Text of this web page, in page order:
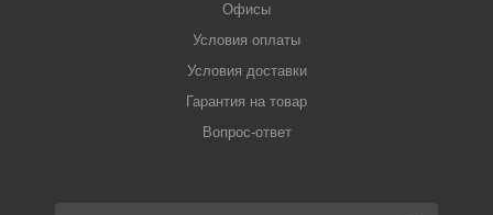
Офисы
Условия оплаты
Условия доставки
Гарантия на товар
Вопрос-ответ